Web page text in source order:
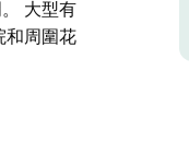
大型有
和周圍花